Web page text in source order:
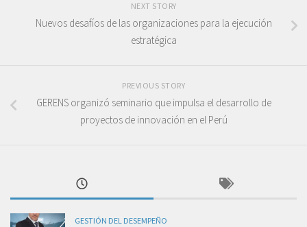
NEXT STORY
Nuevos desafíos de las organizaciones para la ejecución
estratégica
PREVIOUS STORY
GERENS organizó seminario que impulsa el desarrollo de
proyectos de innovación en el Perú
GESTIÓN DEL DESEMPEÑO